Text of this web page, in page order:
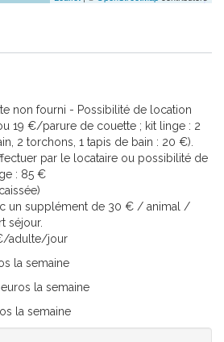
non fourni - Possibilité de location
19 €/parure de couette ; kit linge : 2
2 torchons, 1 tapis de bain : 20 €).
par le locataire ou possibilité de
: 85 €
un supplément de 30 € / animal /
séjour.
adulte/jour
la semaine
la semaine
la semaine